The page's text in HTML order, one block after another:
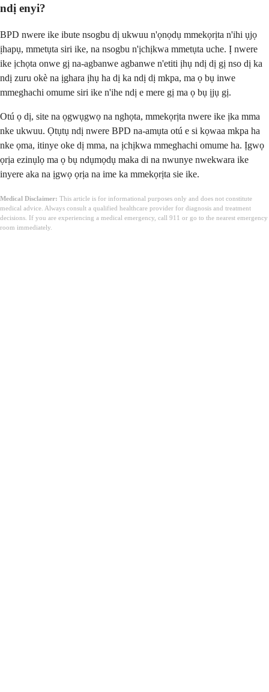
ndị enyi?
BPD nwere ike ibute nsogbu dị ukwuu n'ọnọdụ mmekọrịta n'ihi ụjọ
ịhapụ, mmetụta siri ike, na nsogbu n'ịchịkwa mmetụta uche. Ị nwere
ike ịchọta onwe gị na-agbanwe agbanwe n'etiti ịhụ ndị dị gị nso dị ka
ndị zuru okè na ịghara ịhụ ha dị ka ndị dị mkpa, ma ọ bụ inwe
mmeghachi omume siri ike n'ihe ndị e mere gị ma ọ bụ ịjụ gị.
Otú ọ dị, site na ọgwụgwọ na nghọta, mmekọrịta nwere ike ịka mma
nke ukwuu. Ọtụtụ ndị nwere BPD na-amụta otú e si kọwaa mkpa ha
nke ọma, itinye oke dị mma, na ịchịkwa mmeghachi omume ha. Ịgwọ
ọrịa ezinụlọ ma ọ bụ ndụmọdụ maka di na nwunye nwekwara ike
inyere aka na ịgwọ ọrịa na ime ka mmekọrịta sie ike.
Medical Disclaimer: This article is for informational purposes only and does not constitute
medical advice. Always consult a qualified healthcare provider for diagnosis and treatment
decisions. If you are experiencing a medical emergency, call 911 or go to the nearest emergency
room immediately.